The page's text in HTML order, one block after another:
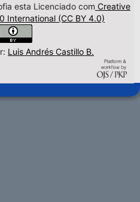
esta Licenciado com Creative
International (CC BY 4.0)
Luis Andrés Castillo B.